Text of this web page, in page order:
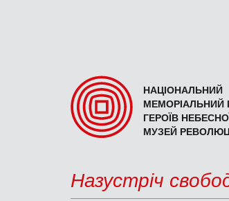
НАЦІОНАЛЬНИЙ
МЕМОРІАЛЬНИЙ
ГЕРОЇВ
МУЗЕЙ
Назустріч